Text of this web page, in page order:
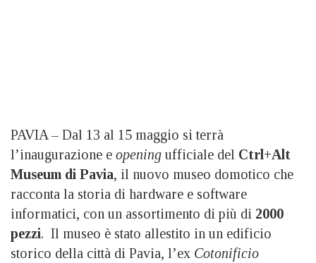
PAVIA – Dal 13 al 15 maggio si terrà
l’inaugurazione e opening ufficiale del Ctrl+Alt
Museum di Pavia, il nuovo museo domotico che
racconta la storia di hardware e software
informatici, con un assortimento di più di 2000
pezzi. Il museo è stato allestito in un edificio
storico della città di Pavia, l’ex Cotonificio